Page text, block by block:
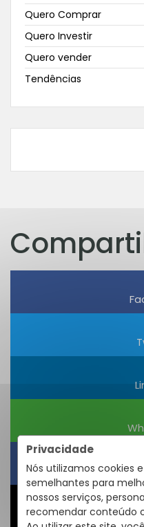
Privacidade
Nós utilizamos cookies
semelhantes para
nossos serviços,
recomendar conteúdo
Quero Comprar
Quero Investir
Quero vender
Tendências